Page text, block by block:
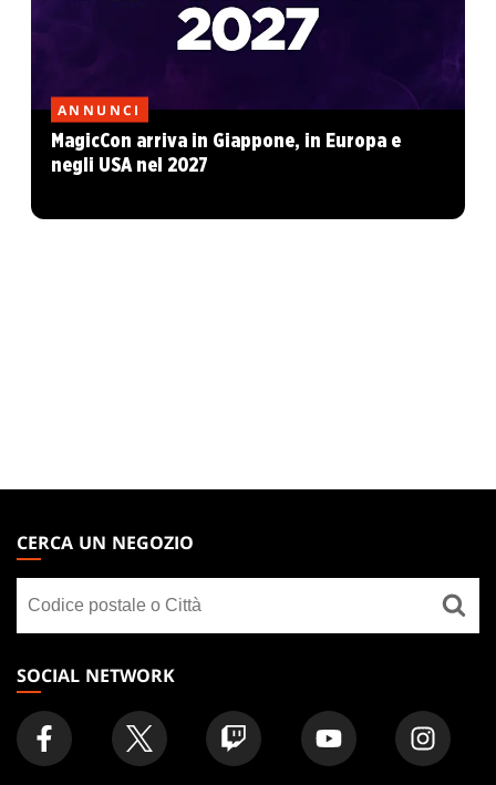
ANNUNCI
MagicCon arriva in Giappone, in Europa e
negli USA nel 2027
THE
GATHERING
FOOTER
CERCA UN NEGOZIO
un
negozio
SOCIAL NETWORK